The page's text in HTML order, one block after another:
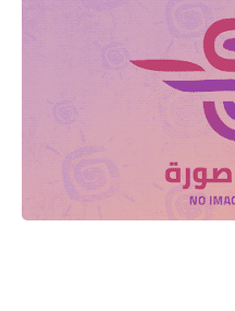
منوعات إخبارية
مواضيع تربوية
وثائق تربوية
الشؤون الاجتماعية لأسرة
التعليم